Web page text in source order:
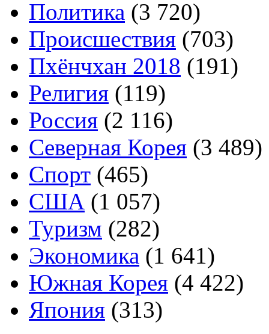
Политика (3 720)
Происшествия (703)
Пхёнчхан 2018 (191)
Религия (119)
Россия (2 116)
Северная Корея (3 489)
Спорт (465)
США (1 057)
Туризм (282)
Экономика (1 641)
Южная Корея (4 422)
Япония (313)